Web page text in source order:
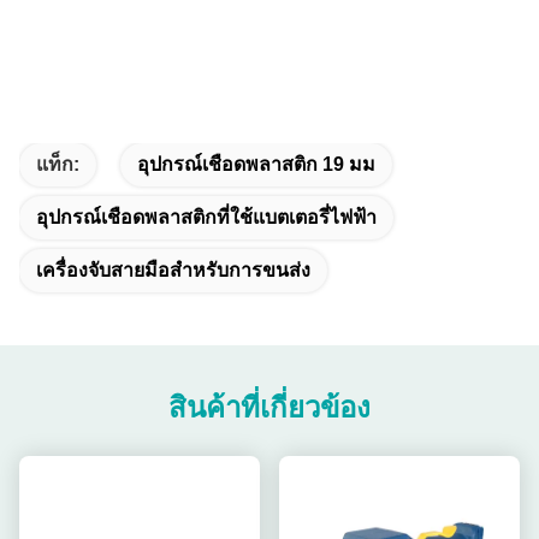
แท็ก: อุปกรณ์เชือดพลาสติก 19 มม
อุปกรณ์เชือดพลาสติกที่ใช้แบตเตอรี่ไฟฟ้า
เครื่องจับสายมือสําหรับการขนส่ง
สินค้าที่เกี่ยวข้อง